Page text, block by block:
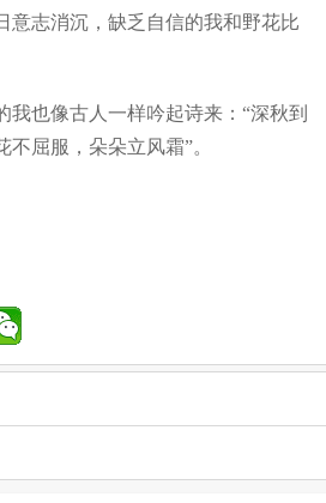
意志消沉，缺乏自信的我和野花比
也像古人一样吟起诗来：“深秋到
屈服，朵朵立风霜”。